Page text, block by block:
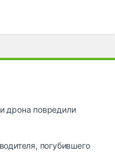
дрона повредили
погубившего